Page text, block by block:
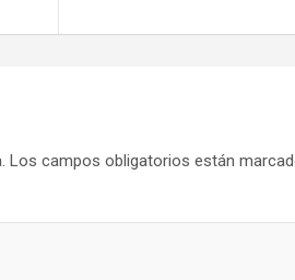
Los campos obligatorios están